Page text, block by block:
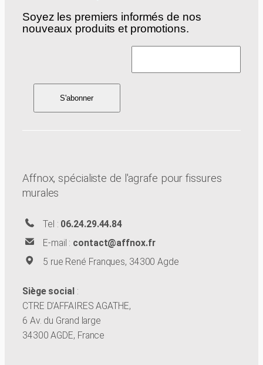
Soyez les premiers informés de nos
nouveaux produits et promotions.
Affnox, spécialiste de l'agrafe pour fissures
murales
Tel : 06.24.29.44.84
E-mail : contact@affnox.fr
5 rue René Franques, 34300 Agde
Siège social:
CTRE D’AFFAIRES AGATHE,
6 Av. du Grand large
34300 AGDE, France